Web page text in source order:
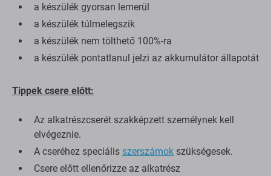
a készülék gyorsan lemerül
a készülék túlmelegszik
a készülék nem tölthető 100%-ra
a készülék pontatlanul jelzi az akkumulátor állapotát
Tippek csere előtt:
Az alkatrészcserét szakképzett személynek kell
elvégeznie.
A cseréhez speciális szerszámok szükségesek.
Csere előtt ellenőrizze az alkatrész